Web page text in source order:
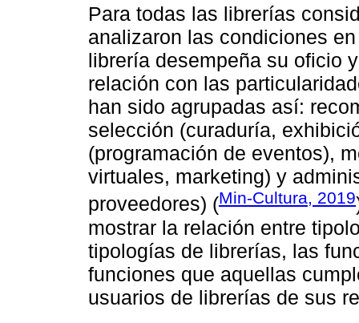
Para todas las librerías
analizaron las condiciones
librería desempeña su oficio
relación con las
han sido agrupadas así:
selección (curaduría,
(programación de eventos),
virtuales, marketing) y
proveedores) (Min-Cultura, 2019
mostrar la relación entre
tipologías de librerías, las
funciones que aquellas
usuarios de librerías de sus